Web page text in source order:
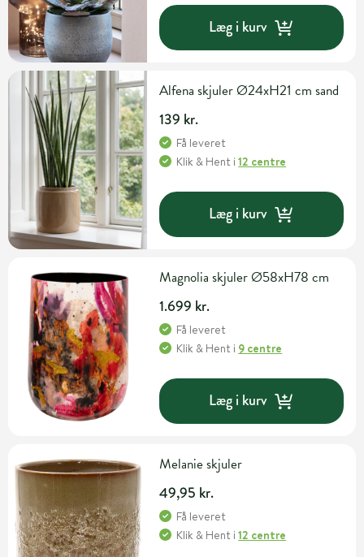
Læg i kurv
Alfena skjuler Ø24xH21 cm sand
139 kr.
Få leveret
Klik & Hent i12 centre
Læg i kurv
Magnolia skjuler Ø58xH78 cm
1.699 kr.
Få leveret
Klik & Hent i 9 centre
Læg i kurv
Melanie skjuler
49,95 kr.
Få leveret
Klik & Hent i12 centre